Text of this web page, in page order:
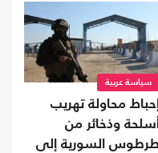
سياسة عربية
إحباط محاولة تهريب
أسلحة وذخائر من
طرطوس السورية إلى